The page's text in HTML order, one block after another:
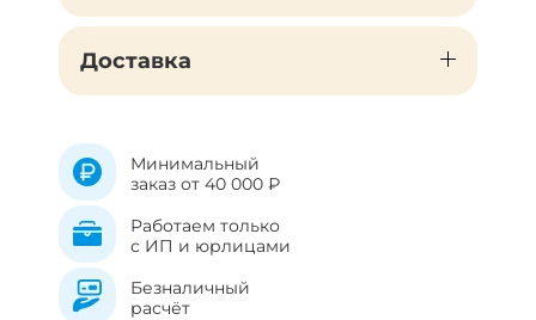
Доставка
Минимальный
заказ от 40 000 ₽
Работаем только
с ИП и юрлицами
Безналичный
расчёт